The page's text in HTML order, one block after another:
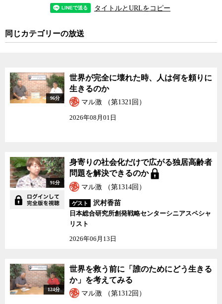
タイトルとURLをコピー
同じカテゴリーの放送
96分
世界が完全に壊れた時、人は何を頼りに
生きるのか
マル激 （第1321回）
2026年08月01日
91分
身寄りの社会化だけで広がる独居高齢者
問題を解決できるのか
マル激 （第1314回）
ゲスト
沢村香苗
日本総合研究所創発戦略センターシニアスペシャ
リスト
2026年06月13日
124分
世界を救う前に「誰のためにどう生きる
か」を考えてみる
マル激 （第1312回）